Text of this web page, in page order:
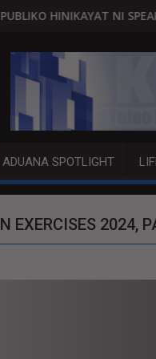
SPEAKER DY NA
ADUANA SPOTLIGHT
EXERCISES 2024,